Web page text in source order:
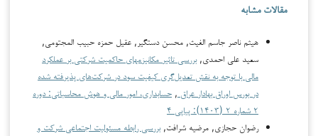
مقالات مشابه
هیثم ناصر جاسم الغیث, محسن دستگیر, عقيل حمزه حبیب المجتومى,
سعید علی احمدی,بررسی تاثیر مکانیزم­های حاکمیت شرکتی بر عملکرد
مالی با توجه به نقش تعدیل‌گری کیفیت سود در شرکت‌های پذیرفته شده
در بورس اوراق بهادار عراق , حسابداری، امور مالی و هوش محاسباتی: دوره
۲ شماره ۲ (۱۴۰۳): پیاپی ۴
رضوان حجازی, مرضیه شرافت,بررسی رابطه مسئولیت اجتماعی شرکت و